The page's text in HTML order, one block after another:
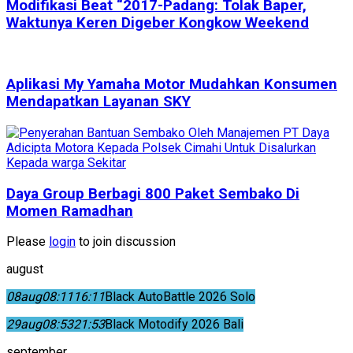
Modifikasi Beat “2017-Padang: Tolak Baper,
Waktunya Keren Digeber Kongkow Weekend
Aplikasi My Yamaha Motor Mudahkan Konsumen
Mendapatkan Layanan SKY
Daya Group Berbagi 800 Paket Sembako Di
Momen Ramadhan
Please login to join discussion
august
08aug08:1116:11Black AutoBattle 2026 Solo
29aug08:5321:53Black Motodify 2026 Bali